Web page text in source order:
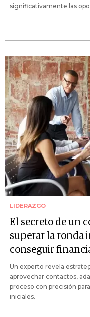
significativamente las
LIDERAZGO
El secreto de un
superar la ronda
conseguir
Un experto revela
aprovechar contactos,
proceso con precisión
iniciales.